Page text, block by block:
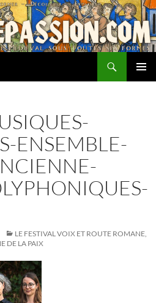
ENSEMBLE-
LE FESTIVAL VOIX ET ROUTE ROMANE,
DE LA PAIX